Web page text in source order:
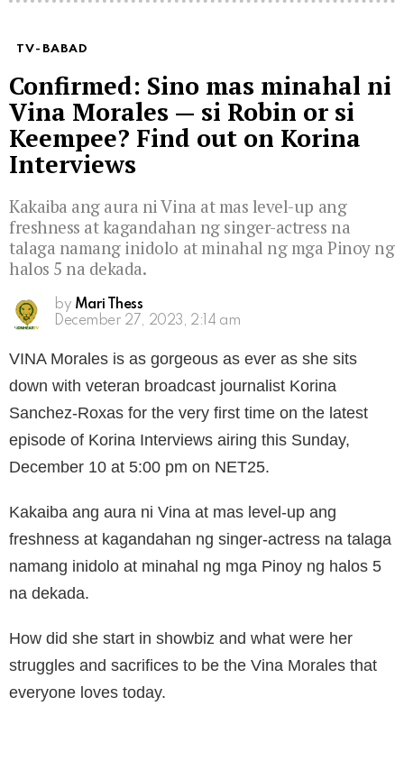
TV-BABAD
Confirmed: Sino mas minahal ni
Vina Morales — si Robin or si
Keempee? Find out on Korina
Interviews
Kakaiba ang aura ni Vina at mas level-up ang
freshness at kagandahan ng singer-actress na
talaga namang inidolo at minahal ng mga Pinoy ng
halos 5 na dekada.
by Mari Thess
December 27, 2023, 2:14 am
VINA Morales is as gorgeous as ever as she sits
down with veteran broadcast journalist Korina
Sanchez-Roxas for the very first time on the latest
episode of Korina Interviews airing this Sunday,
December 10 at 5:00 pm on NET25.
Kakaiba ang aura ni Vina at mas level-up ang
freshness at kagandahan ng singer-actress na talaga
namang inidolo at minahal ng mga Pinoy ng halos 5
na dekada.
How did she start in showbiz and what were her
struggles and sacrifices to be the Vina Morales that
everyone loves today.